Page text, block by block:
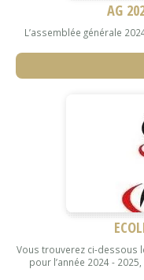
AG
L’assemblée générale
Vous trouverez ci-dessous
pour l’année 2024 -